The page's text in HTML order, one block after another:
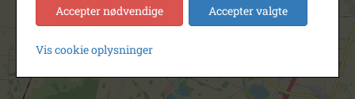
Accepter nødvendige Accepter valgte
Vis cookie oplysninger